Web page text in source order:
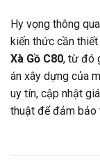
Hy vọng thông
kiến thức cần
Xà Gồ C80, từ đó
án xây dựng của
uy tín, cập nhật
thuật để đảm bảo